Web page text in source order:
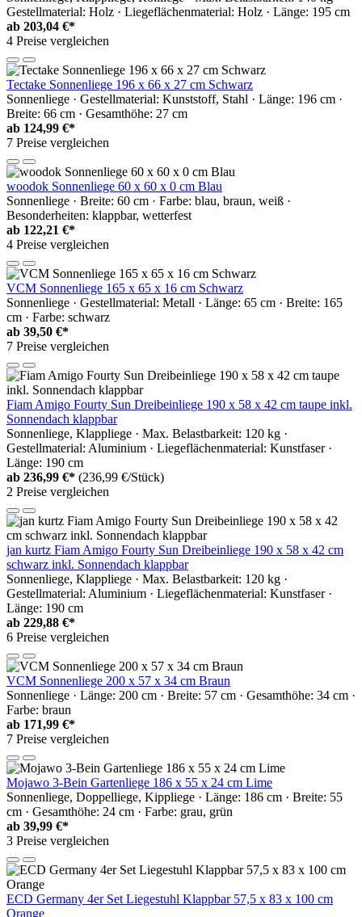
Gestellmaterial: Holz · Liegeflächenmaterial: Holz · Länge: 195 cm
ab 203,04 €*
4 Preise vergleichen
Tectake Sonnenliege 196 x 66 x 27 cm Schwarz
Sonnenliege · Gestellmaterial: Kunststoff, Stahl · Länge: 196 cm ·
Breite: 66 cm · Gesamthöhe: 27 cm
ab 124,99 €*
7 Preise vergleichen
woodok Sonnenliege 60 x 60 x 0 cm Blau
Sonnenliege · Breite: 60 cm · Farbe: blau, braun, weiß ·
Besonderheiten: klappbar, wetterfest
ab 122,21 €*
4 Preise vergleichen
VCM Sonnenliege 165 x 65 x 16 cm Schwarz
Sonnenliege · Gestellmaterial: Metall · Länge: 65 cm · Breite: 165
cm · Farbe: schwarz
ab 39,50 €*
7 Preise vergleichen
Fiam Amigo Fourty Sun Dreibeinliege 190 x 58 x 42 cm taupe inkl.
Sonnendach klappbar
Sonnenliege, Klappliege · Max. Belastbarkeit: 120 kg ·
Gestellmaterial: Aluminium · Liegeflächenmaterial: Kunstfaser ·
Länge: 190 cm
ab 236,99 €* (236,99 €/Stück)
2 Preise vergleichen
jan kurtz Fiam Amigo Fourty Sun Dreibeinliege 190 x 58 x 42 cm
schwarz inkl. Sonnendach klappbar
Sonnenliege, Klappliege · Max. Belastbarkeit: 120 kg ·
Gestellmaterial: Aluminium · Liegeflächenmaterial: Kunstfaser ·
Länge: 190 cm
ab 229,88 €*
6 Preise vergleichen
VCM Sonnenliege 200 x 57 x 34 cm Braun
Sonnenliege · Länge: 200 cm · Breite: 57 cm · Gesamthöhe: 34 cm ·
Farbe: braun
ab 171,99 €*
7 Preise vergleichen
Mojawo 3-Bein Gartenliege 186 x 55 x 24 cm Lime
Sonnenliege, Doppelliege, Kippliege · Länge: 186 cm · Breite: 55
cm · Gesamthöhe: 24 cm · Farbe: grau, grün
ab 39,99 €*
3 Preise vergleichen
ECD Germany 4er Set Liegestuhl Klappbar 57,5 x 83 x 100 cm
Orange